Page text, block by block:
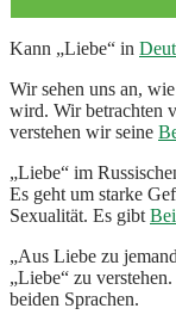
Kann „Liebe“ in
Wir sehen uns an,
wird. Wir betrachten
verstehen wir seine
„Liebe“ im
Es geht um starke
Sexualität. Es gibt
„Aus Liebe zu
„Liebe“ zu
beiden Sprachen.